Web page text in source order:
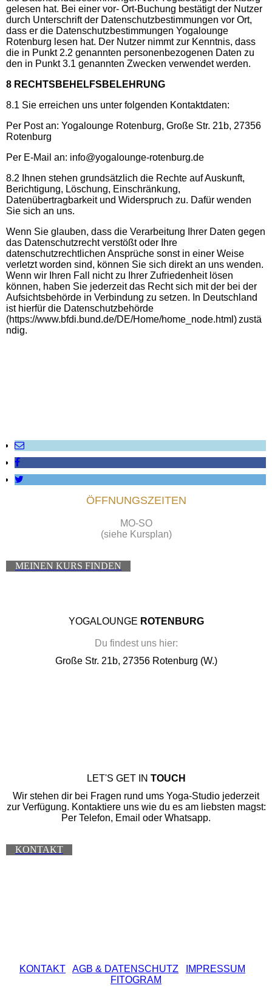
gelesen hat. Bei einer vor- Ort-Buchung bestätigt der Nutzer
durch Unterschrift der Datenschutzbestimmungen vor Ort,
dass er die Datenschutzbestimmungen Yogalounge
Rotenburg lesen hat. Der Nutzer nimmt zur Kenntnis, dass
die in Punkt 2.2 genannten personenbezogenen Daten zu
den in Punkt 3.1 genannten Zwecken verwendet werden.
8 RECHTSBEHELFSBELEHRUNG
8.1 Sie erreichen uns unter folgenden Kontaktdaten:
Per Post an: Yogalounge Rotenburg, Große Str. 21b, 27356
Rotenburg
Per E-Mail an: info@yogalounge-rotenburg.de
8.2 Ihnen stehen grundsätzlich die Rechte auf Auskunft,
Berichtigung, Löschung, Einschränkung,
Datenübertragbarkeit und Widerspruch zu. Dafür wenden
Sie sich an uns.
Wenn Sie glauben, dass die Verarbeitung Ihrer Daten gegen
das Datenschutzrecht verstößt oder Ihre
datenschutzrechtlichen Ansprüche sonst in einer Weise
verletzt worden sind, können Sie sich direkt an uns wenden.
Wenn wir Ihren Fall nicht zu Ihrer Zufriedenheit lösen
können, haben Sie jederzeit das Recht sich mit der bei der
Aufsichtsbehörde in Verbindung zu setzen. In Deutschland
ist hierfür die Datenschutzbehörde
(https://www.bfdi.bund.de/DE/Home/home_node.html) zustä
ndig.
ÖFFNUNGSZEITEN
MO-SO
(siehe Kursplan)
MEINEN KURS FINDEN
YOGALOUNGE ROTENBURG
Du findest uns hier:
Große Str. 21b, 27356 Rotenburg (W.)
LET'S GET IN TOUCH
Wir stehen dir bei Fragen rund ums Yoga-Studio jederzeit
zur Verfügung. Kontaktiere uns wie du es am liebsten magst:
Per Telefon, Email oder Whatsapp.
KONTAKT
KONTAKT AGB & DATENSCHUTZ
IMPRESSUM
FITOGRAM